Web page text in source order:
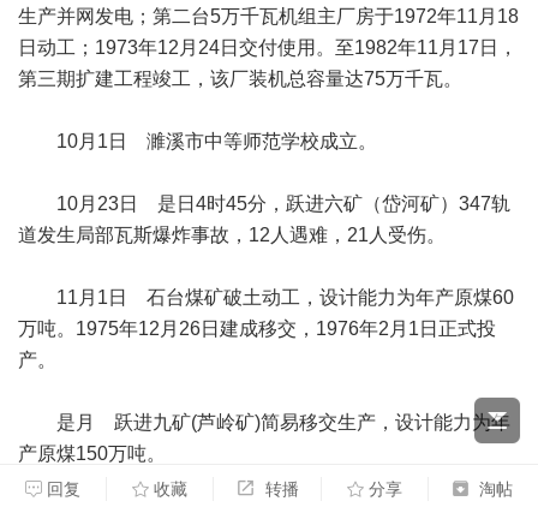
生产并网发电；第二台5万千瓦机组主厂房于1972年11月18
日动工；1973年12月24日交付使用。至1982年11月17日，
第三期扩建工程竣工，该厂装机总容量达75万千瓦。
10月1日 濉溪市中等师范学校成立。
10月23日 是日4时45分，跃进六矿（岱河矿）347轨
道发生局部瓦斯爆炸事故，12人遇难，21人受伤。
11月1日 石台煤矿破土动工，设计能力为年产原煤60
万吨。1975年12月26日建成移交，1976年2月1日正式投
产。
是月 跃进九矿(芦岭矿)简易移交生产，设计能力为年
产原煤150万吨。
回复 收藏 转播 分享 淘帖